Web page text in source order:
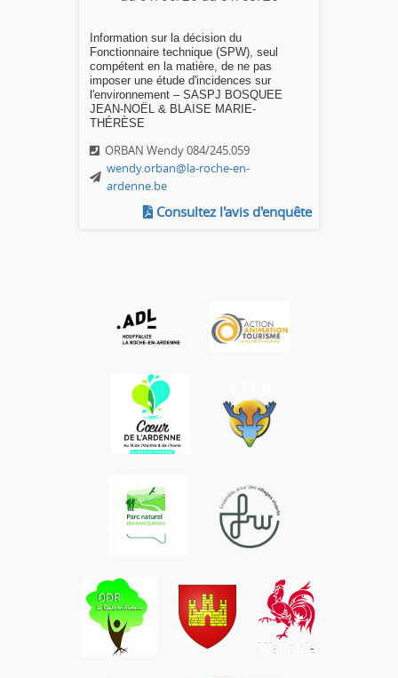
Information sur la décision du
Fonctionnaire technique (SPW), seul
compétent en la matière, de ne pas
imposer une étude d'incidences sur
l'environnement – SASPJ BOSQUEE
JEAN-NOËL & BLAISE MARIE-
THÉRÈSE
ORBAN Wendy 084/245.059
wendy.orban@la-roche-en-
ardenne.be
Consultez l'avis d'enquête